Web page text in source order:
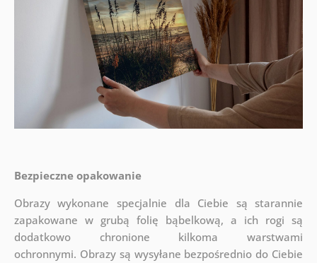
Bezpieczne opakowanie
Obrazy wykonane specjalnie dla Ciebie są starannie
zapakowane w grubą folię bąbelkową, a ich rogi są
dodatkowo chronione kilkoma warstwami
ochronnymi. Obrazy są wysyłane bezpośrednio do Ciebie